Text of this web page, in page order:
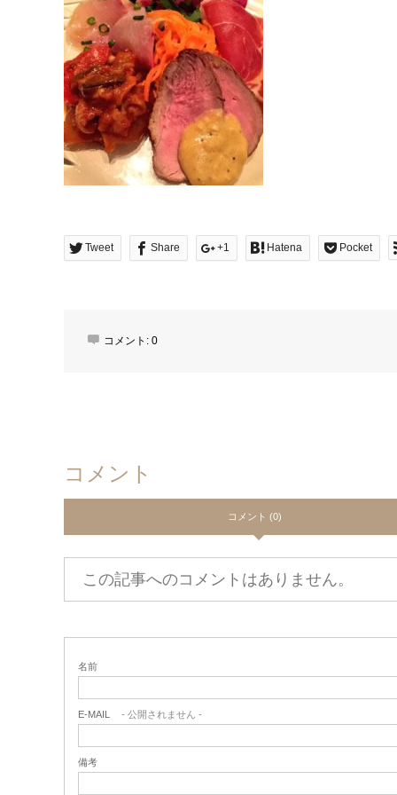
Tweet Share +1 Hatena Pocket
コメント: 0
コメント
コメント (0)
この記事へのコメントはありません。
名前
E-MAIL - 公開されません -
備考